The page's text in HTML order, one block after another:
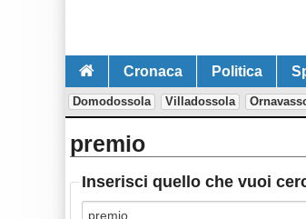
Cronaca Politica
Domodossola Villadossola
premio
Inserisci quello che vuoi